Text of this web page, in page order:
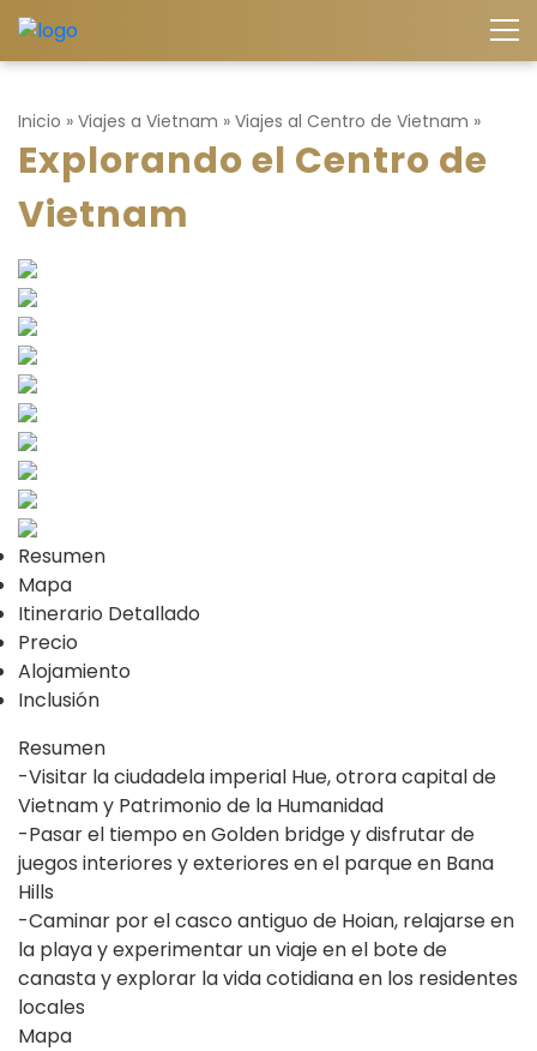
Inicio » Viajes a Vietnam » Viajes al Centro de Vietnam »
Explorando el Centro de
Vietnam
Resumen
Mapa
Itinerario Detallado
Precio
Alojamiento
Inclusión
Resumen
-Visitar la ciudadela imperial Hue, otrora capital de
Vietnam y Patrimonio de la Humanidad
-Pasar el tiempo en Golden bridge y disfrutar de
juegos interiores y exteriores en el parque en Bana
Hills
-Caminar por el casco antiguo de Hoian, relajarse en
la playa y experimentar un viaje en el bote de
canasta y explorar la vida cotidiana en los residentes
locales
Mapa